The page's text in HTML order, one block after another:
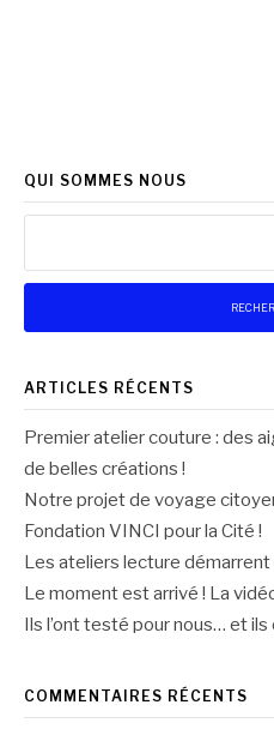
QUI SOMMES NOUS
ARTICLES RÉCENTS
Premier atelier couture : des
de belles créations !
Notre projet de voyage
Fondation VINCI pour la Cité !
Les ateliers lecture démarrent
Le moment est arrivé ! La
Ils l’ont testé pour nous… et ils
COMMENTAIRES RÉCENTS